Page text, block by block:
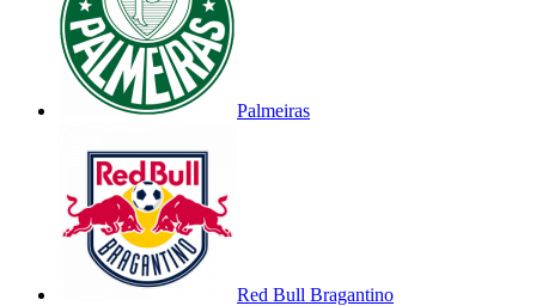
Palmeiras
Red Bull Bragantino